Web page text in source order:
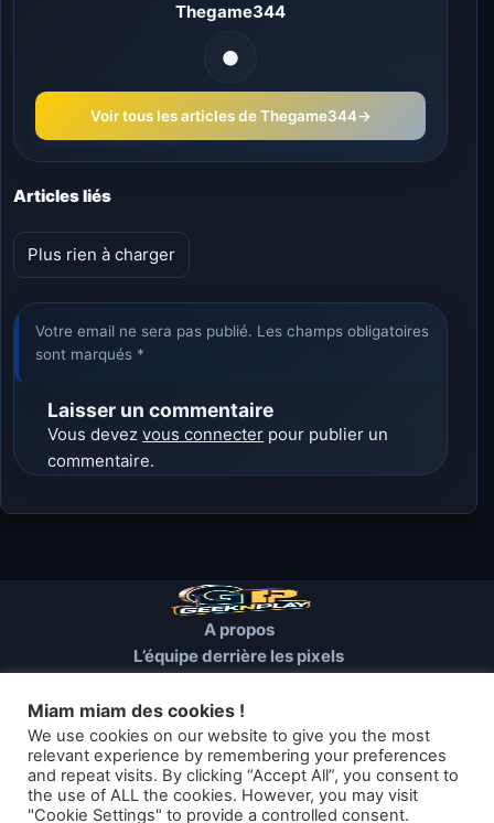
Thegame344
Voir tous les articles de Thegame344→
Articles liés
Plus rien à charger
Votre email ne sera pas publié. Les champs obligatoires
sont marqués *
Laisser un commentaire
Vous devezvous connecter pour publier un
commentaire.
A propos
L’équipe derrière les pixels
Mentions Légales
Cookies et autres traceurs
© 2026 GEEKNPLAY — Tous droits réservés
Miam miam des cookies !
We use cookies on our website to give you the most
relevant experience by remembering your preferences
and repeat visits. By clicking “Accept All”, you consent to
the use of ALL the cookies. However, you may visit
"Cookie Settings" to provide a controlled consent.